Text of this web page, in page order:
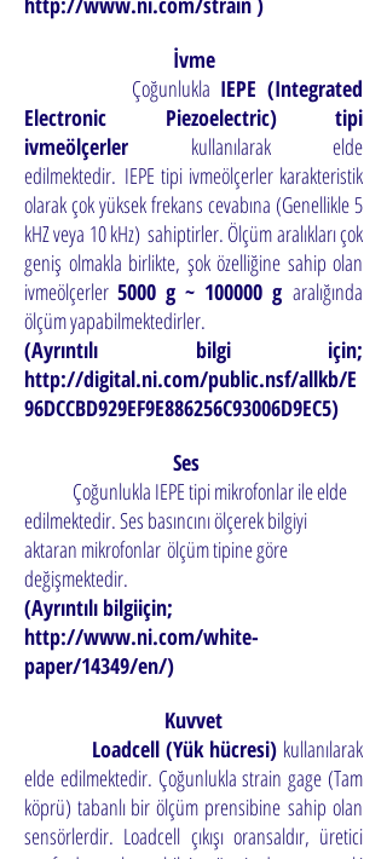
İvme
Çoğunlukla IEPE (Integrated
Electronic Piezoelectric) tipi
ivmeölçerler kullanılarak elde
edilmektedir. IEPE tipi ivmeölçerler karakteristik
olarak çok yüksek frekans cevabına (Genellikle 5
kHZ veya 10 kHz) sahiptirler. Ölçüm aralıkları çok
geniş olmakla birlikte, şok özelliğine sahip olan
ivmeölçerler 5000 g ~ 100000 g aralığında
ölçüm yapabilmektedirler.
(Ayrıntılı bilgi için;
http://digital.ni.com/public.nsf/allkb/E
96DCCBD929EF9E886256C93006D9EC5)
Ses
Çoğunlukla IEPE tipi mikrofonlar ile elde
edilmektedir. Ses basıncını ölçerek bilgiyi
aktaran mikrofonlar ölçüm tipine göre
değişmektedir.
(Ayrıntılı bilgiiçin;
http://www.ni.com/white-
paper/14349/en/)
Kuvvet
Loadcell (Yük hücresi) kullanılarak
elde edilmektedir. Çoğunlukla strain gage (Tam
köprü) tabanlı bir ölçüm prensibinesahip olan
sensörlerdir. Loadcell çıkışı oransaldır, üretici